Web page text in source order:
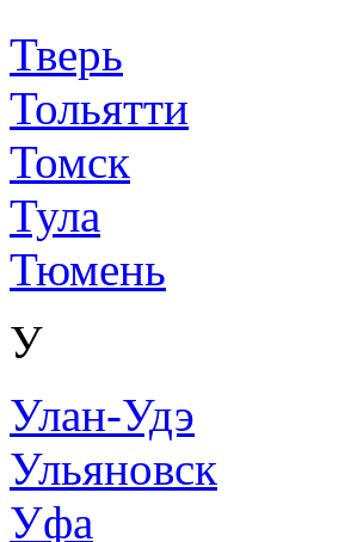
Тверь
Тольятти
Томск
Тула
Тюмень
У
Улан-Удэ
Ульяновск
Уфа